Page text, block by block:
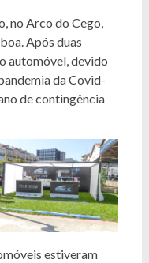
no Arco do Cego,
Após duas
automóvel, devido
da Covid-
de contingência
estiveram